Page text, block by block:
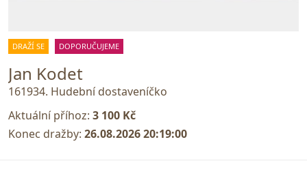
DRAŽÍ SE DOPORUČUJEME
Jan Kodet
161934. Hudební dostaveníčko
Aktuální příhoz: 3 100 Kč
Konec dražby: 26.08.2026 20:19:00